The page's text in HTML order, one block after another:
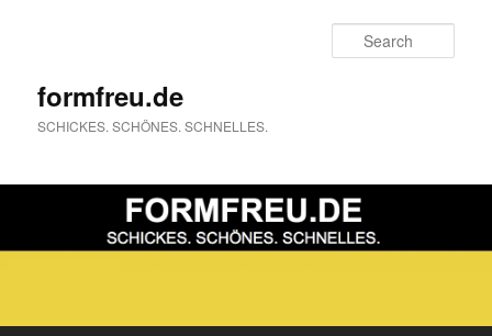
formfreu.de
SCHICKES. SCHÖNES. SCHNELLES.